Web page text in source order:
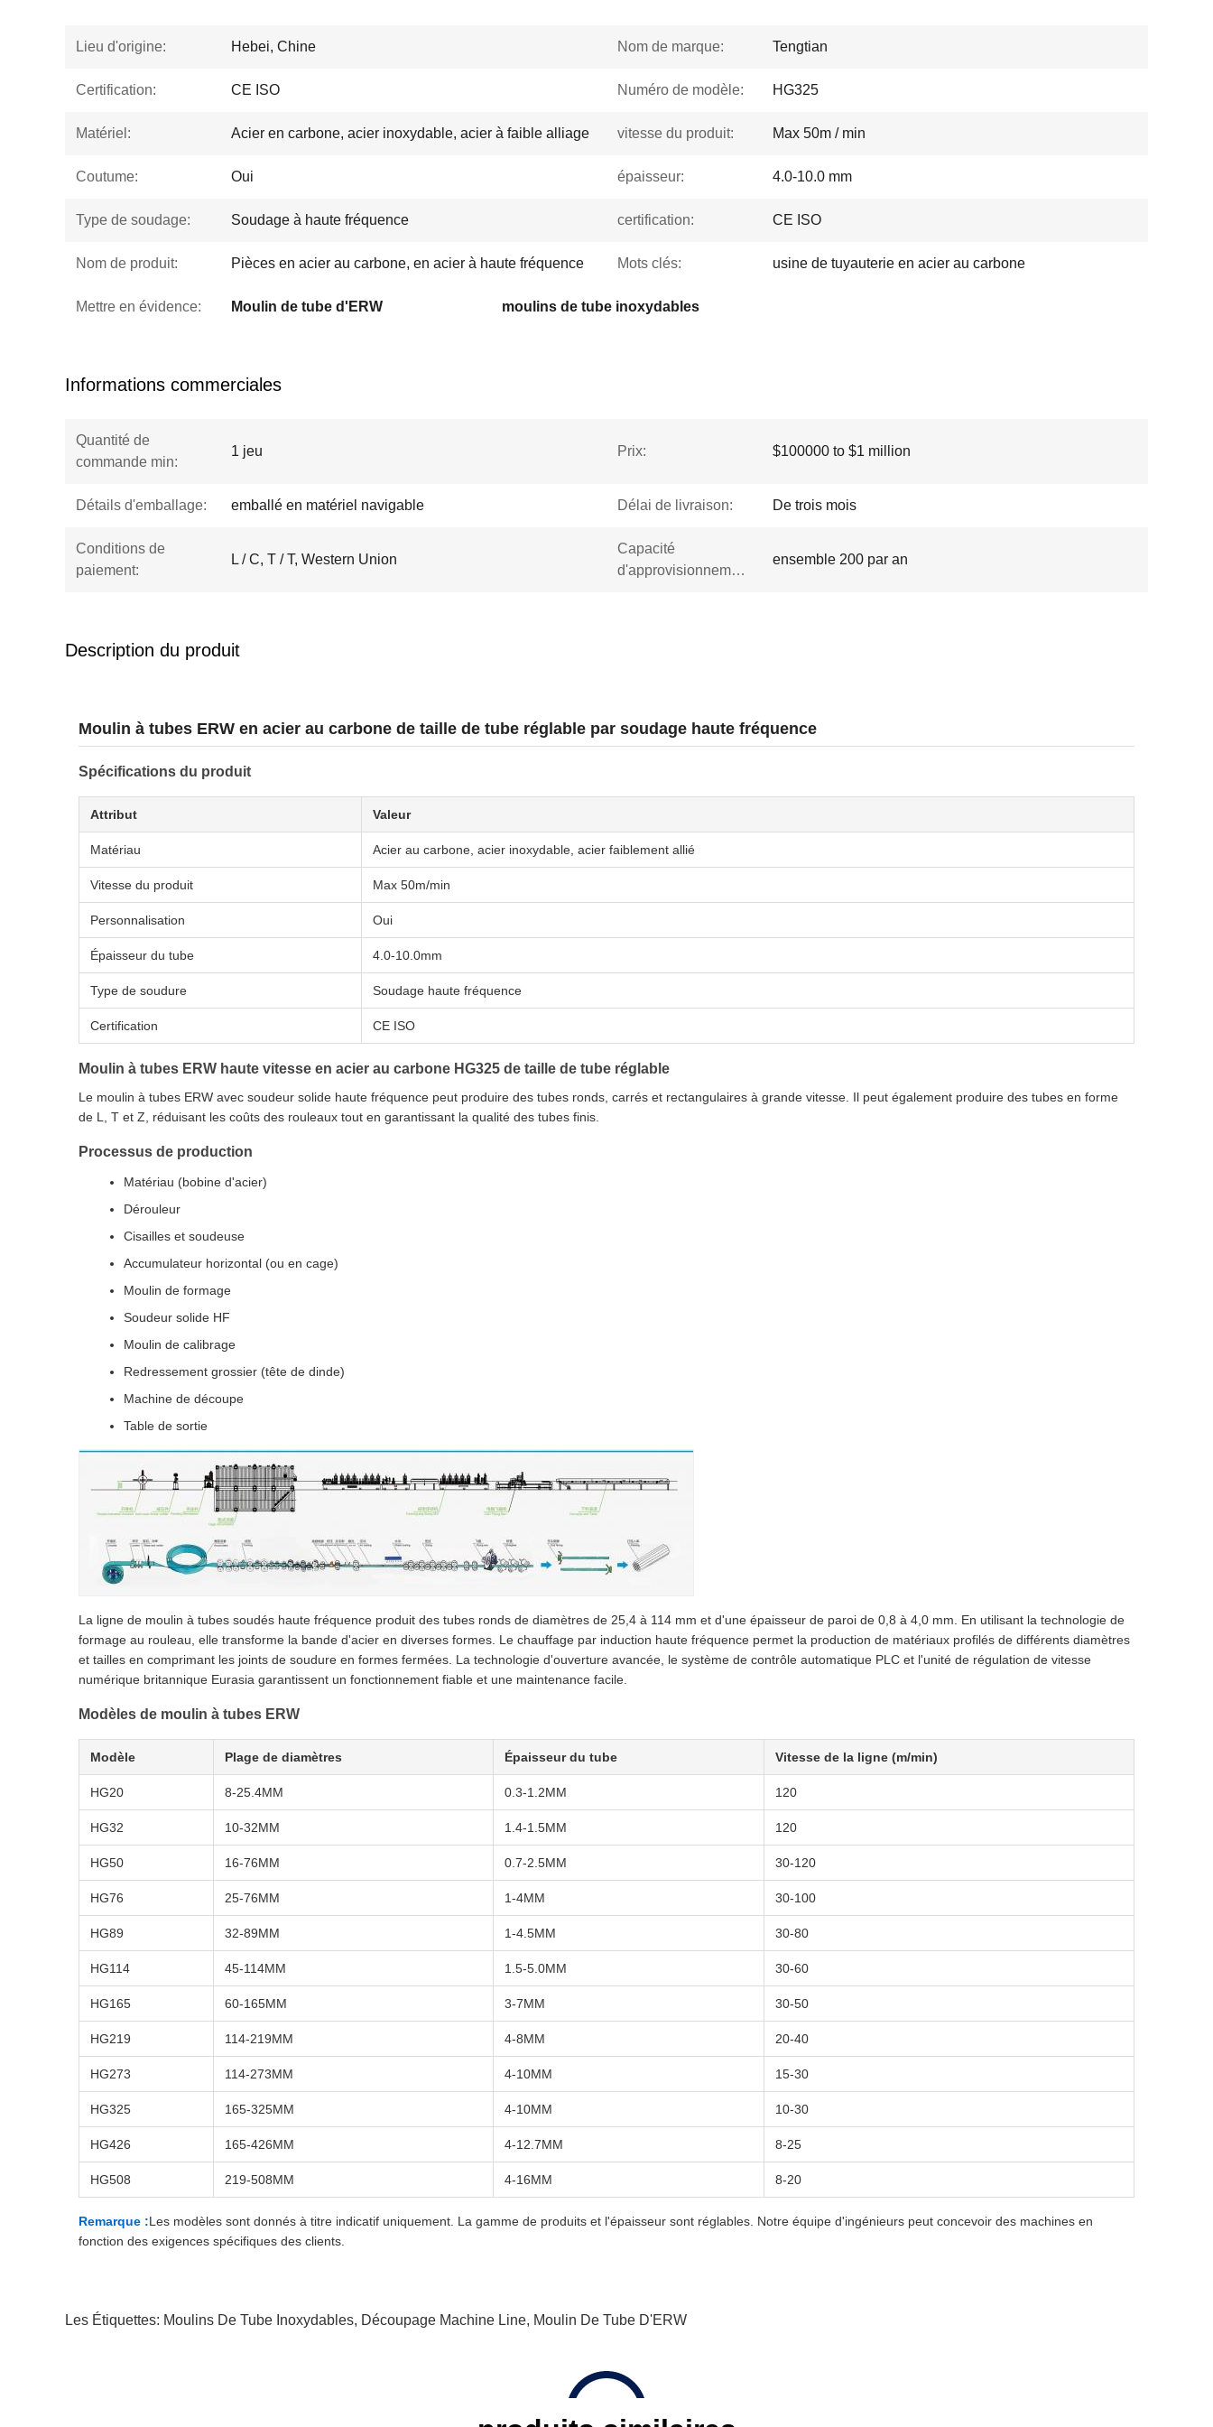
Lieu d'origine: Hebei, Chine Nom de marque: Tengtian
Certification: CE ISO Numéro de modèle: HG325
Matériel: Acier en carbone, acier inoxydable, acier à faible alliage vitesse du produit: Max 50m / min
Coutume: Oui épaisseur: 4.0-10.0 mm
Type de soudage: Soudage à haute fréquence certification: CE ISO
Nom de produit: Pièces en acier au carbone, en acier à haute fréquence Mots clés: usine de tuyauterie en acier au carbone
Mettre en évidence: Moulin de tube d'ERW moulins de tube inoxydables
Informations commerciales
Quantité de
commande min:
1 jeu Prix: $100000 to $1 million
Détails d'emballage: emballé en matériel navigable Délai de livraison: De trois mois
Conditions de
paiement:
L / C, T / T, Western Union
Capacité
d'approvisionnement:
ensemble 200 par an
Description du produit
Moulin à tubes ERW en acier au carbone de taille de tube réglable par soudage haute fréquence
Spécifications du produit
Attribut Valeur
Matériau Acier au carbone, acier inoxydable, acier faiblement allié
Vitesse du produit Max 50m/min
Personnalisation Oui
Épaisseur du tube 4.0-10.0mm
Type de soudure Soudage haute fréquence
Certification CE ISO
Moulin à tubes ERW haute vitesse en acier au carbone HG325 de taille de tube réglable
Le moulin à tubes ERW avec soudeur solide haute fréquence peut produire des tubes ronds, carrés et rectangulaires à grande vitesse. Il peut également produire des tubes en forme
de L, T et Z, réduisant les coûts des rouleaux tout en garantissant la qualité des tubes finis.
Processus de production
Matériau (bobine d'acier)
Dérouleur
Cisailles et soudeuse
Accumulateur horizontal (ou en cage)
Moulin de formage
Soudeur solide HF
Moulin de calibrage
Redressement grossier (tête de dinde)
Machine de découpe
Table de sortie
La ligne de moulin à tubes soudés haute fréquence produit des tubes ronds de diamètres de 25,4 à 114 mm et d'une épaisseur de paroi de 0,8 à 4,0 mm. En utilisant la technologie de
formage au rouleau, elle transforme la bande d'acier en diverses formes. Le chauffage par induction haute fréquence permet la production de matériaux profilés de différents diamètres
et tailles en comprimant les joints de soudure en formes fermées. La technologie d'ouverture avancée, le système de contrôle automatique PLC et l'unité de régulation de vitesse
numérique britannique Eurasia garantissent un fonctionnement fiable et une maintenance facile.
Modèles de moulin à tubes ERW
Modèle Plage de diamètres Épaisseur du tube Vitesse de la ligne (m/min)
HG20 8-25.4MM 0.3-1.2MM 120
HG32 10-32MM 1.4-1.5MM 120
HG50 16-76MM 0.7-2.5MM 30-120
HG76 25-76MM 1-4MM 30-100
HG89 32-89MM 1-4.5MM 30-80
HG114 45-114MM 1.5-5.0MM 30-60
HG165 60-165MM 3-7MM 30-50
HG219 114-219MM 4-8MM 20-40
HG273 114-273MM 4-10MM 15-30
HG325 165-325MM 4-10MM 10-30
HG426 165-426MM 4-12.7MM 8-25
HG508 219-508MM 4-16MM 8-20
Remarque :Les modèles sont donnés à titre indicatif uniquement. La gamme de produits et l'épaisseur sont réglables. Notre équipe d'ingénieurs peut concevoir des machines en
fonction des exigences spécifiques des clients.
Les Étiquettes: Moulins De Tube Inoxydables, Découpage Machine Line, Moulin De Tube D'ERW